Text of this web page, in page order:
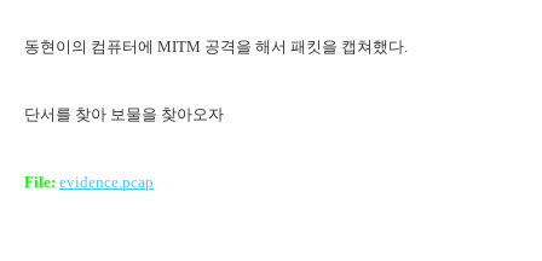
동현이의 컴퓨터에 MITM 공격을 해서 패킷을 캡쳐했다.
단서를 찾아 보물을 찾아오자
File: evidence.pcap